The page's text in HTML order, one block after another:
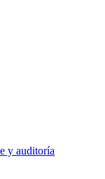
y auditoría